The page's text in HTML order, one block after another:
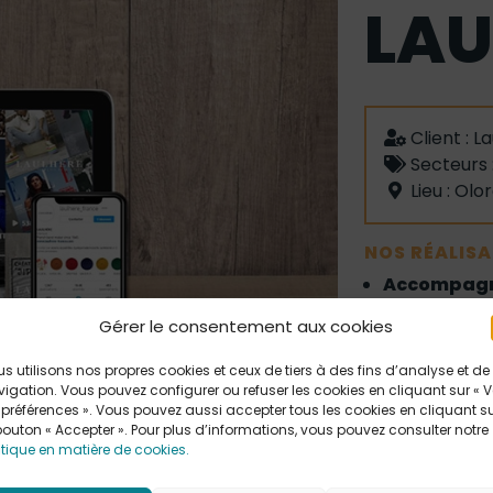
Gérer le consentement aux cookies
utilisons nos propres cookies et ceux de tiers à des fins d’analyse et de
Vous pouvez configurer ou refuser les cookies en cliquant sur «
». Vous pouvez aussi accepter tous les cookies en cliquant
« Accepter ». Pour plus d’informations, vous pouvez consulter notre
en matière de cookies.
Client :
Secteurs :
Lieu :
NOS
Création
shootings
Gestion
et TikTok
Dernière
1840 la
savoir-faire